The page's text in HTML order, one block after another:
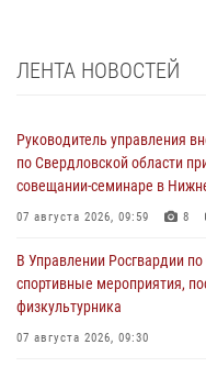
ЛЕНТА НОВОСТЕЙ
Руководитель управления
по Свердловской области
совещании-семинаре в
07 августа 2026, 09:59 8
В Управлении Росгвардии
спортивные мероприятия,
физкультурника
07 августа 2026, 09:30